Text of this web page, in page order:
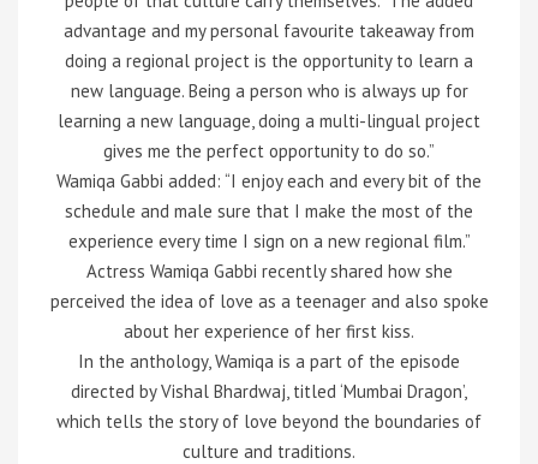
advantage and my personal favourite takeaway from
doing a regional project is the opportunity to learn a
new language. Being a person who is always up for
learning a new language, doing a multi-lingual project
gives me the perfect opportunity to do so.”
Wamiqa Gabbi added: “I enjoy each and every bit of the
schedule and male sure that I make the most of the
experience every time I sign on a new regional film.”
Actress Wamiqa Gabbi recently shared how she
perceived the idea of love as a teenager and also spoke
about her experience of her first kiss.
In the anthology, Wamiqa is a part of the episode
directed by Vishal Bhardwaj, titled ‘Mumbai Dragon’,
which tells the story of love beyond the boundaries of
culture and traditions.